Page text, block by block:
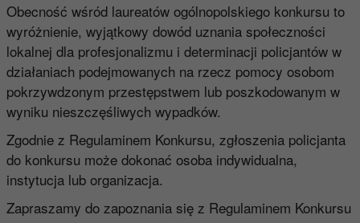
Obecność wśród laureatów ogólnopolskiego konkursu to
wyróżnienie, wyjątkowy dowód uznania społeczności
lokalnej dla profesjonalizmu i determinacji policjantów w
działaniach podejmowanych na rzecz pomocy osobom
pokrzywdzonym przestępstwem lub poszkodowanym w
wyniku nieszczęśliwych wypadków.
Zgodnie z Regulaminem Konkursu, zgłoszenia policjanta
do konkursu może dokonać osoba indywidualna,
instytucja lub organizacja.
Zapraszamy do zapoznania się z Regulaminem Konkursu